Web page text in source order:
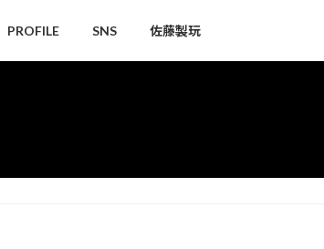
PROFILE SNS 佐藤製玩